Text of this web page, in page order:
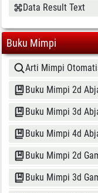
Data Result Text
Buku Mimpi
Arti Mimpi
Buku Mimpi 2d
Buku Mimpi 3d
Buku Mimpi 4d
Buku Mimpi 2d
Buku Mimpi 3d